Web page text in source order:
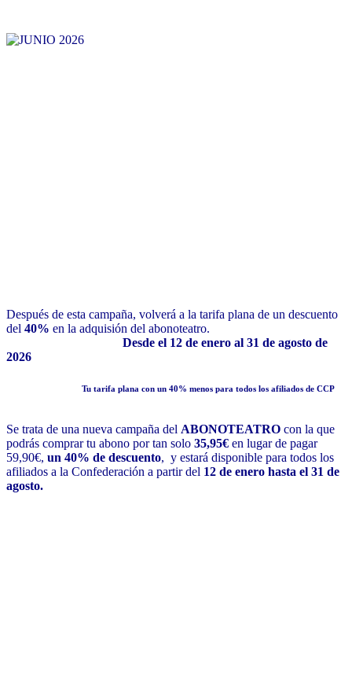
Después de esta campaña, volverá a la tarifa plana de un descuento
del 40% en la adquisión del abonoteatro.
Desde el 12 de enero al 31 de agosto de
2026
Tu tarifa plana con un 40% menos para todos los afiliados de CCP
Se trata de una nueva campaña del ABONOTEATRO con la que
podrás comprar tu abono por tan solo 35,95€ en lugar de pagar
59,90€, un 40% de descuento, y estará disponible para todos los
afiliados a la Confederación a partir del 12 de enero hasta el 31 de
agosto.